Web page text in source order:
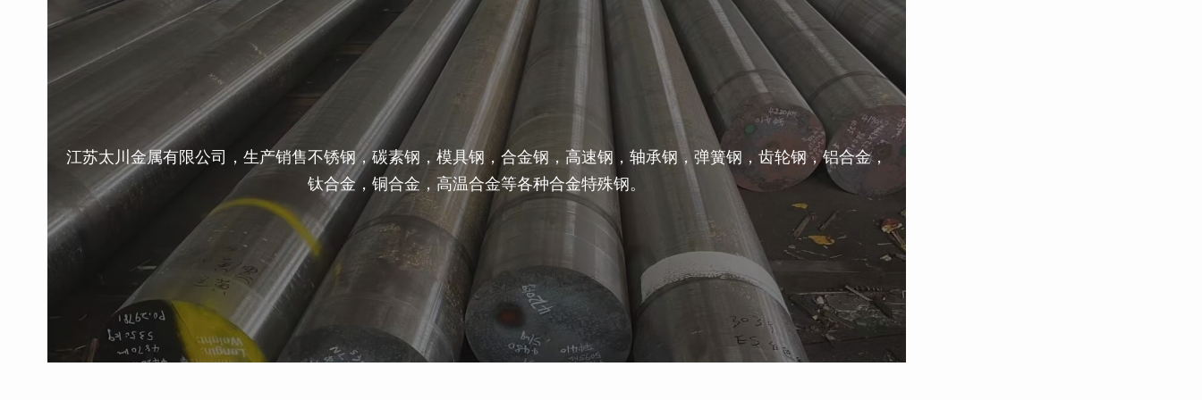
江苏太川金属有限公司，生产销售不锈钢，碳素钢，模具钢，合金钢，高速钢，轴承钢，弹簧钢，齿轮钢，铝合金，
钛合金，铜合金，高温合金等各种合金特殊钢。